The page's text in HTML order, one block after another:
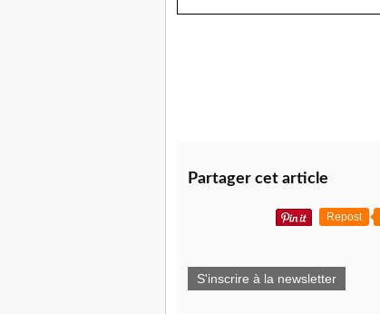
Partager cet article
Repost
S'inscrire à la newsletter